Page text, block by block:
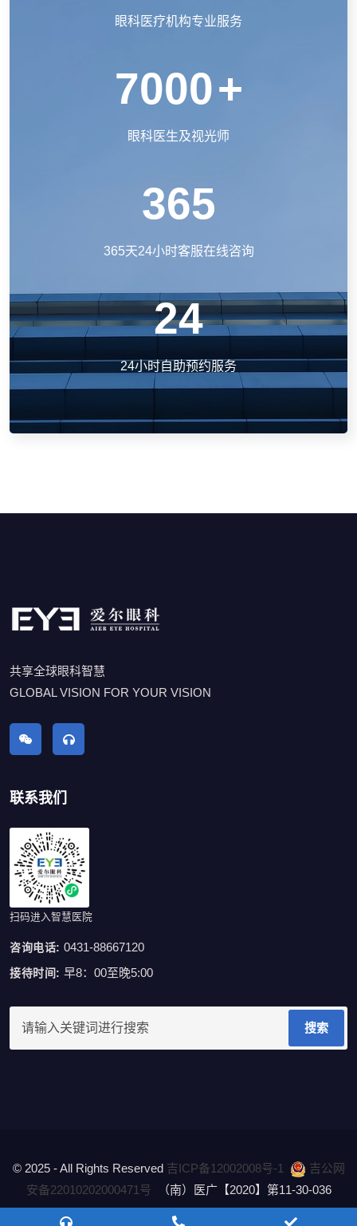
眼科医疗机构专业服务
7000+
眼科医生及视光师
365
365天24小时客服在线咨询
24
24小时自助预约服务
共享全球眼科智慧
GLOBAL VISION FOR YOUR VISION
联系我们
扫码进入智慧医院
咨询电话: 0431-88667120
接待时间: 早8：00至晚5:00
搜索
© 2025 - All Rights Reserved 吉ICP备12002008号-1
吉公网
安备22010202000471号
（南）医广【2020】第11-30-036
Privacy Policy